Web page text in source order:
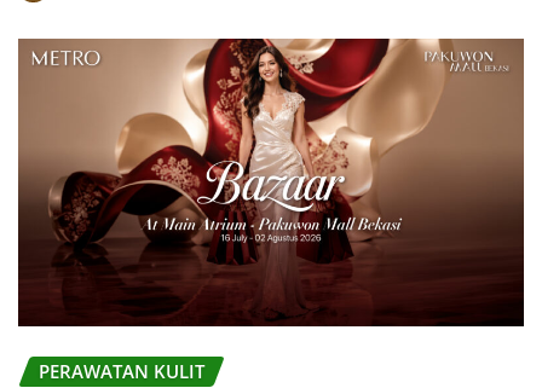
PERAWATAN KULIT